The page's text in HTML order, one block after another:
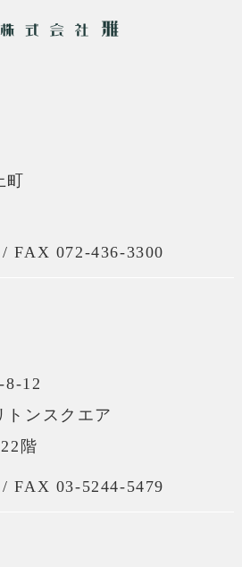
町
FAX 072-436-3300
8-12
トンスクエア
階
FAX 03-5244-5479